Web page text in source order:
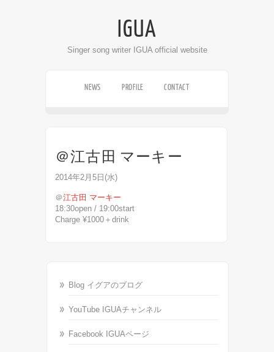
IGUA
Singer song writer IGUA official website
NEWS PROFILE CONTACT
＠江古田 マーキー
2014年2月5日(水)
＠江古田 マーキー
18:30open / 19:00start
Charge ¥1000＋drink
Blog イグアのブログ
YouTube IGUAチャンネル
Facebook IGUAページ